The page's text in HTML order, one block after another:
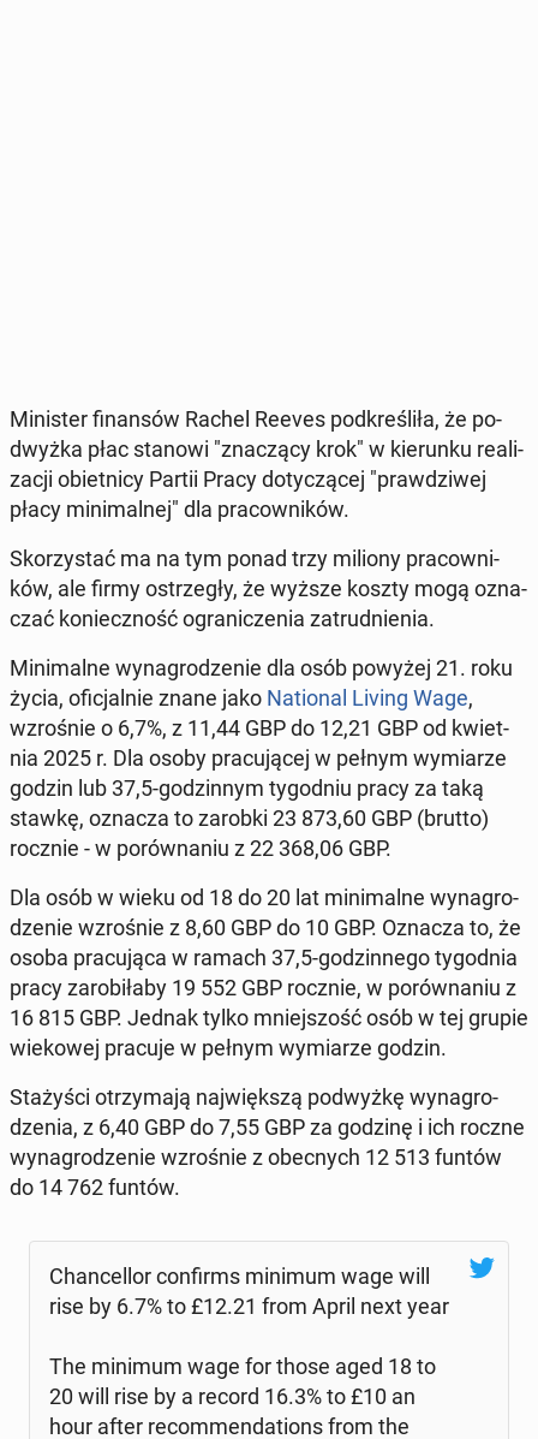
Mi­ni­ster fi­nan­sów Rachel Reeves pod­kre­śli­ła, że ​​po­
dwyż­ka płac stanowi "zna­czą­cy krok" w kie­run­ku re­ali­
za­cji obiet­ni­cy Partii Pracy do­ty­czą­cej "praw­dzi­wej
płacy mi­ni­mal­nej" dla pra­cow­ni­ków.
Sko­rzy­stać ma na tym ponad trzy miliony pra­cow­ni­
ków, ale firmy ostrze­gły, że wyższe koszty mogą ozna­
czać ko­niecz­ność ogra­ni­cze­nia za­trud­nie­nia.
Mi­ni­mal­ne wy­na­gro­dze­nie dla osób powyżej 21. roku
życia, ofi­cjal­nie znane jako Na­tio­nal Living Wage,
wzro­śnie o 6,7%, z 11,44 GBP do 12,21 GBP od kwiet­
nia 2025 r. Dla osoby pra­cu­ją­cej w pełnym wy­mia­rze
godzin lub 37,5-go­dzin­nym ty­go­dniu pracy za taką
stawkę, oznacza to zarobki 23 873,60 GBP (brutto)
rocznie - w po­rów­na­niu z 22 368,06 GBP.
Dla osób w wieku od 18 do 20 lat mi­ni­mal­ne wy­na­gro­
dze­nie wzro­śnie z 8,60 GBP do 10 GBP. Oznacza to, że
osoba pra­cu­ją­ca w ramach 37,5-go­dzin­ne­go ty­go­dnia
pracy za­ro­bi­ła­by 19 552 GBP rocznie, w po­rów­na­niu z
16 815 GBP. Jednak tylko mniej­szość osób w tej grupie
wie­ko­wej pracuje w pełnym wy­mia­rze godzin.
Sta­ży­ści otrzy­ma­ją naj­więk­szą pod­wyż­kę wy­na­gro­
dze­nia, z 6,40 GBP do 7,55 GBP za godzinę i ich roczne
wy­na­gro­dze­nie wzro­śnie z obec­nych 12 513 funtów
do 14 762 funtów.
Chan­cel­lor con­firms minimum wage will
rise by 6.7% to £12.21 from April next year
The minimum wage for those aged 18 to
20 will rise by a record 16.3% to £10 an
hour after re­com­men­da­tions from the